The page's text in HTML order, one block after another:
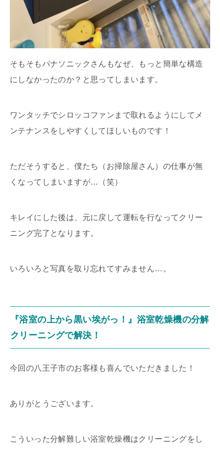
そもそもパナソニックさんもなぜ、もっと簡単な構造
にしなかったのか？と思ってしまいます。
ワンタッチでシロッコファンまで取れるようにしてメ
ンテナンスをしやすくしてほしいものです！
ただそうすると、僕たち（お掃除屋さん）の仕事が無
くなってしまいますが…（笑）
キレイにした後は、元に戻して運転を行なってクリー
ニング完了となります。
いろいろと写真を取り忘れてすみません…。
『浴室の上から黒い埃がっ！』浴室乾燥機の分解
クリーニングで解決！
今回の八王子市のお客様も喜んでいただきました！
ありがとうございます。
こういった分解難しい浴室乾燥機はクリーニングをし